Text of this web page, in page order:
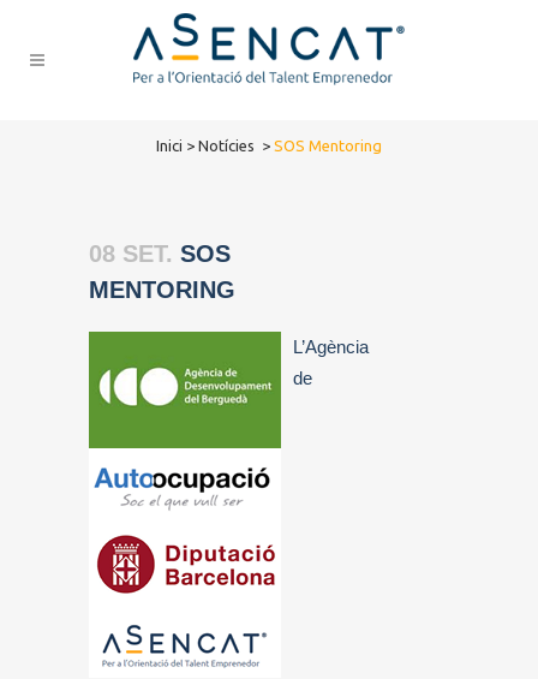
Inici > Notícies > SOS Mentoring
08 SET. SOS
MENTORING
L’Agència
de